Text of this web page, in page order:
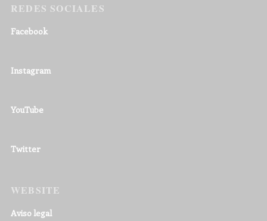
REDES SOCIALES
Facebook
Instagram
YouTube
Twitter
WEBSITE
Aviso legal